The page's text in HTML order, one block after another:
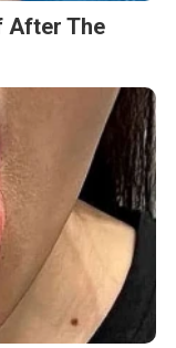
After The